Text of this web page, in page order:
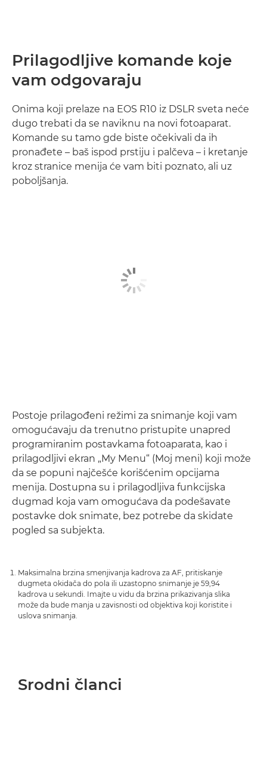
Prilagodljive komande koje
vam odgovaraju
Onima koji prelaze na EOS R10 iz DSLR sveta neće
dugo trebati da se naviknu na novi fotoaparat.
Komande su tamo gde biste očekivali da ih
pronađete – baš ispod prstiju i palčeva – i kretanje
kroz stranice menija će vam biti poznato, ali uz
poboljšanja.
Postoje prilagođeni režimi za snimanje koji vam
omogućavaju da trenutno pristupite unapred
programiranim postavkama fotoaparata, kao i
prilagodljivi ekran „My Menu“ (Moj meni) koji može
da se popuni najčešće korišćenim opcijama
menija. Dostupna su i prilagodljiva funkcijska
dugmad koja vam omogućava da podešavate
postavke dok snimate, bez potrebe da skidate
pogled sa subjekta.
Maksimalna brzina smenjivanja kadrova za AF, pritiskanje
dugmeta okidača do pola ili uzastopno snimanje je 59,94
kadrova u sekundi. Imajte u vidu da brzina prikazivanja slika
može da bude manja u zavisnosti od objektiva koji koristite i
uslova snimanja.
Srodni članci